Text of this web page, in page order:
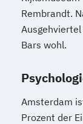
Rembrandt.
Bars wohl.
Amsterdam
Prozent der